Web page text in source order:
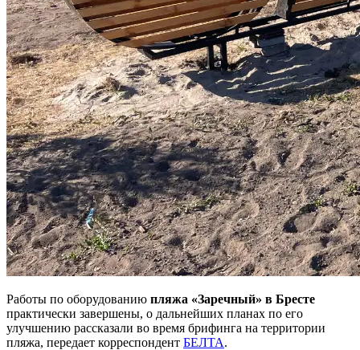
Работы по оборудованию пляжа «Заречный» в Бресте
практически завершены, о дальнейших планах по его
улучшению рассказали во время брифинга на территории
пляжа, передает корреспондент БЕЛТА.